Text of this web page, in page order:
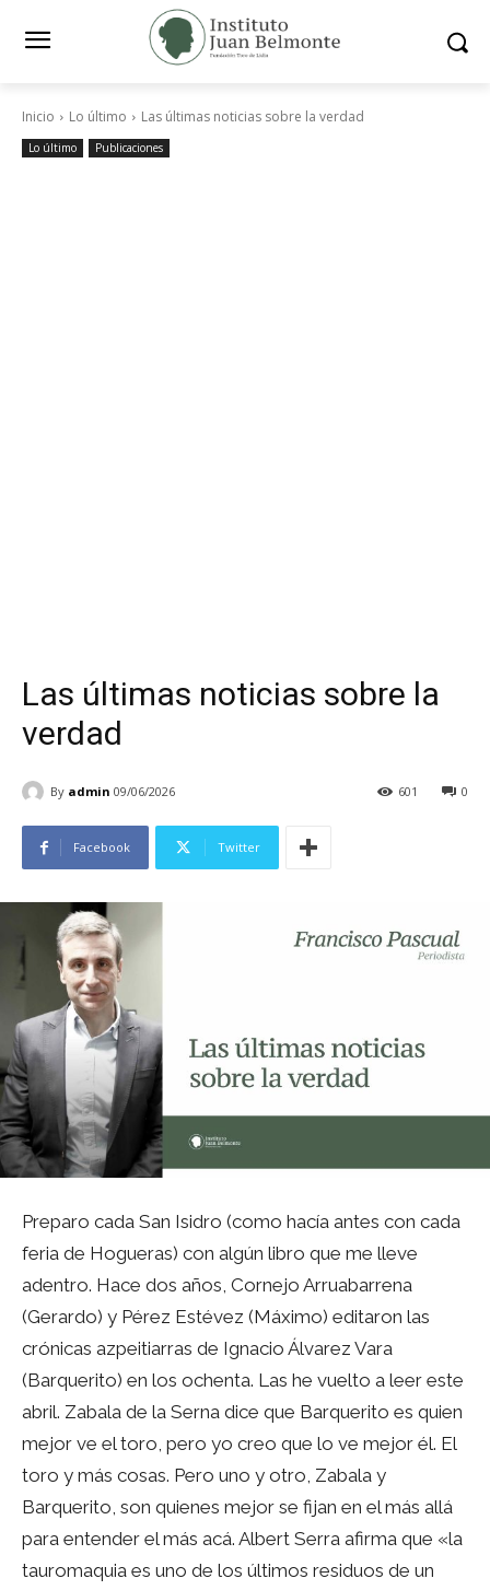
Inicio Lo último Las últimas noticias sobre la verdad
Lo último Publicaciones
Las últimas noticias sobre la
verdad
By admin 09/06/2026 0
601
Facebook Twitter
Preparo cada San Isidro (como hacía antes con cada
feria de Hogueras) con algún libro que me lleve
adentro. Hace dos años, Cornejo Arruabarrena
(Gerardo) y Pérez Estévez (Máximo) editaron las
crónicas azpeitiarras de Ignacio Álvarez Vara
(Barquerito) en los ochenta. Las he vuelto a leer este
abril. Zabala de la Serna dice que Barquerito es quien
mejor ve el toro, pero yo creo que lo ve mejor él. El
toro y más cosas. Pero uno y otro, Zabala y
Barquerito, son quienes mejor se fijan en el más allá
para entender el más acá. Albert Serra afirma que «la
tauromaquia es uno de los últimos residuos de un